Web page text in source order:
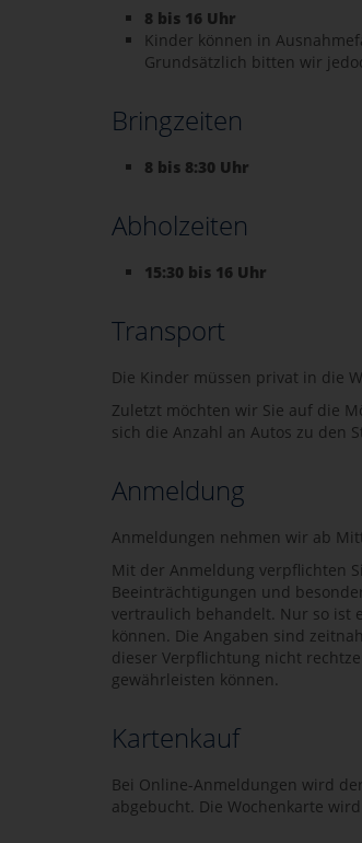
8 bis 16 Uhr
Kinder können in
Grundsätzlich bitten wir
Bringzeiten
8 bis 8:30 Uhr
Abholzeiten
15:30 bis 16 Uhr
Transport
Die Kinder müssen privat in die
Zuletzt möchten wir Sie auf die
sich die Anzahl an Autos zu den
Anmeldung
Anmeldungen nehmen wir ab
Mit der Anmeldung verpflichten
Beeinträchtigungen und
vertraulich behandelt. Nur so ist
können. Die Angaben sind
dieser Verpflichtung nicht
gewährleisten können.
Kartenkauf
Bei Online-Anmeldungen wird
abgebucht. Die Wochenkarte